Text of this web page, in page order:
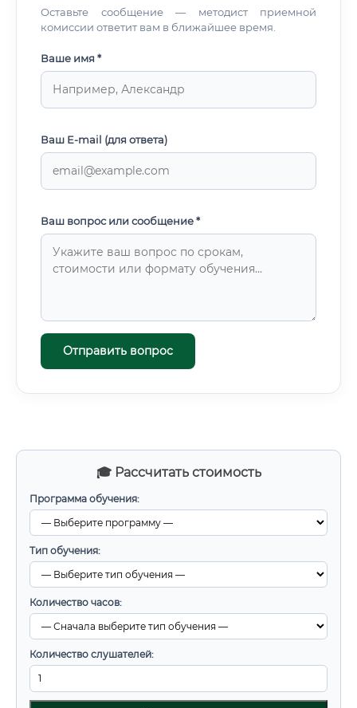
🎓 Рассчитать стоимость
Программа обучения:
Тип обучения:
Количество часов:
Количество слушателей:
Оставьте сообщение — методист приемной
комиссии ответит вам в ближайшее время.
Ваше имя *
Ваш E-mail (для ответа)
Ваш вопрос или сообщение *
Отправить вопрос